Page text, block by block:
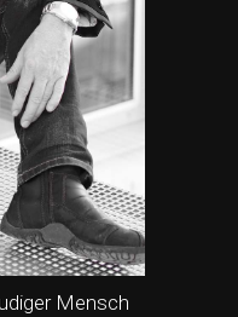
Mensch